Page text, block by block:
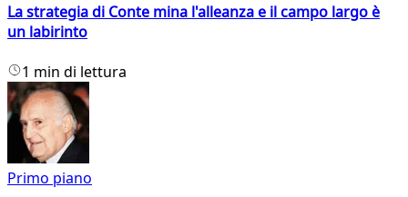
La strategia di Conte mina l'alleanza e il campo largo è
un labirinto
1 min di lettura
Primo piano